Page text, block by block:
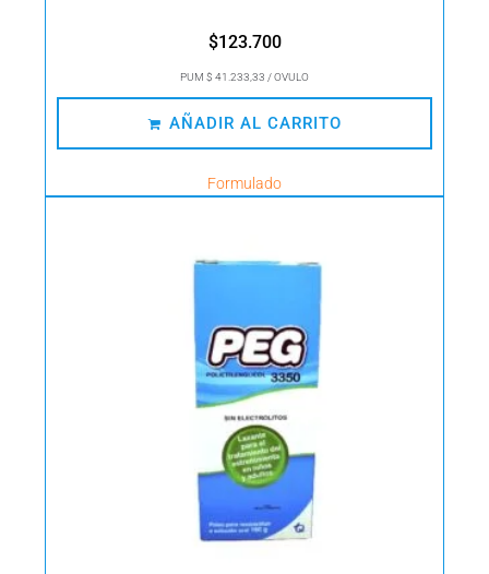
$123.700
PUM $ 41.233,33 / OVULO
AÑADIR AL CARRITO
Formulado